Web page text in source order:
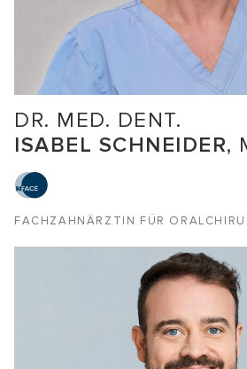
DR. MED. DENT.
ISABEL SCHNEIDER,
FACHZAHNÄRZTIN FÜR